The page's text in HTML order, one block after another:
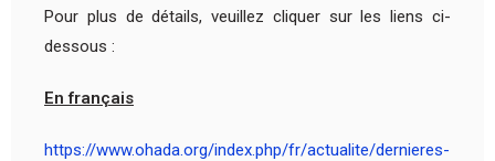
Pour plus de détails, veuillez cliquer sur les liens ci-
dessous :
En français
https://www.ohada.org/index.php/fr/actualite/dernieres-